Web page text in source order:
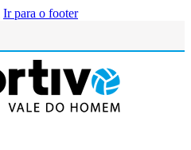
Ir para o footer